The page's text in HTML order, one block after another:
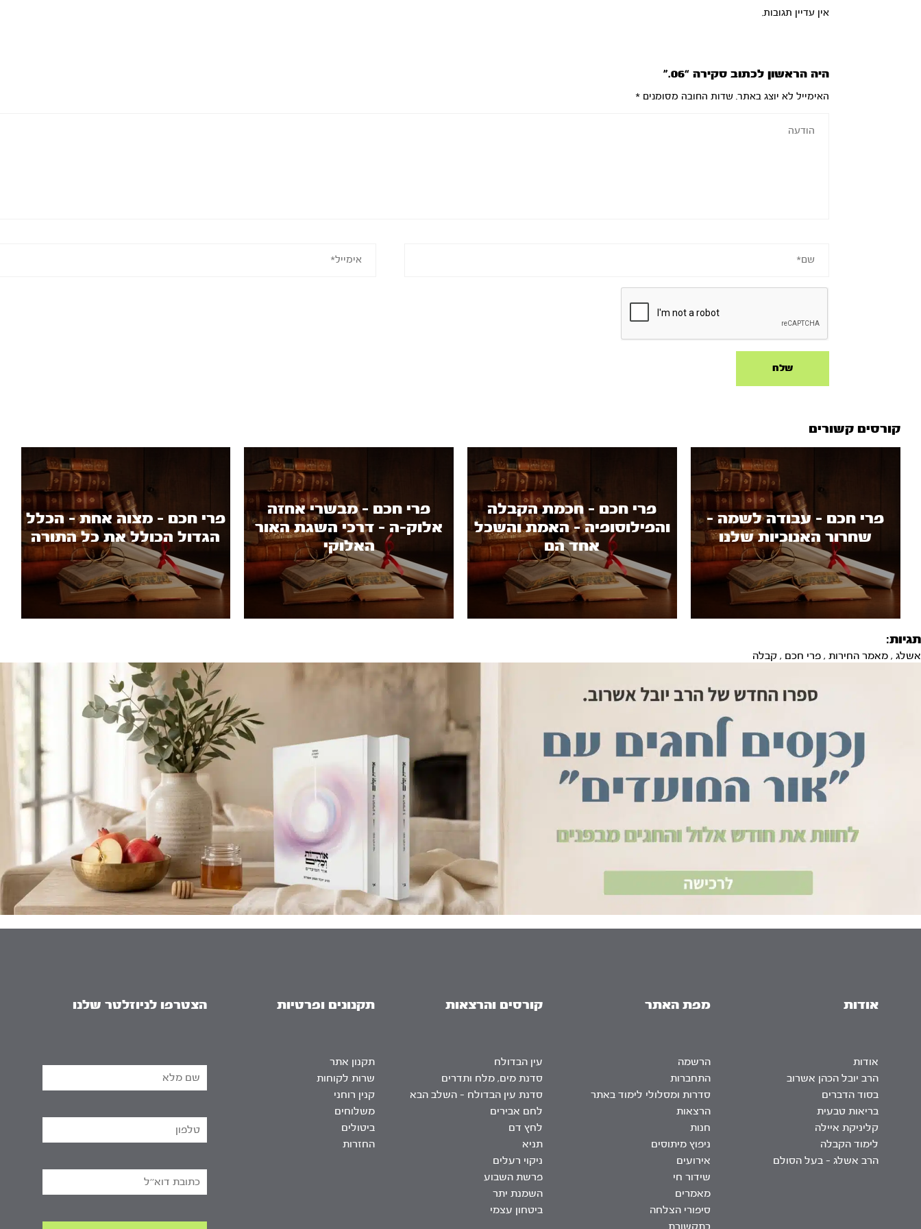
אין עדיין תגובות.
היה הראשון לכתוב סקירה “06.”
האימייל לא יוצג באתר. שדות החובה מסומנים*
קורסים קשורים
פרי חכם - עבודה לשמה -
שחרור האנוכיות שלנו
פרי חכם - חכמת הקבלה
והפילוסופיה - האמת והשכל
אחד הם
פרי חכם - מבשרי אחזה
אלוק-ה - דרכי השגת האור
האלוקי
פרי חכם - מצוה אחת - הכלל
הגדול הכולל את כל התורה
תגיות:
אשלג , מאמר החירות , פרי חכם , קבלה
אודות
אודות
הרב יובל הכהן אשרוב
בסוד הדברים
בריאות טבעית
קליניקת איילה
לימוד הקבלה
הרב אשלג – בעל הסולם
מפת האתר
הרשמה
התחברות
סדרות ומסלולי לימוד באתר
הרצאות
חנות
ניפוץ מיתוסים
אירועים
שידור חי
מאמרים
סיפורי הצלחה
בתקשורת
קורסים והרצאות
עין הבדולח
סדנת מים, מלח ותדרים
סדנת עין הבדולח – השלב הבא
לחם אבירים
לחץ דם
תניא
ניקוי רעלים
פרשת השבוע
השמנת יתר
ביטחון עצמי
תקנונים ופרטיות
תקנון אתר
שרות לקוחות
קנין רוחני
משלוחים
ביטולים
החזרות
הצטרפו לניוזלטר שלנו